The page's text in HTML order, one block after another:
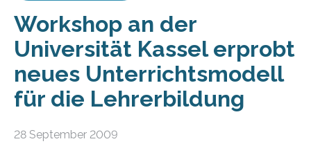
Workshop an der
Universität Kassel erprobt
neues Unterrichtsmodell
für die Lehrerbildung
28 September 2009